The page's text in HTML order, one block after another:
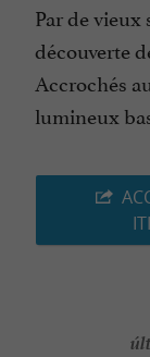
Par de vieux
découverte
Accrochés
lumineux